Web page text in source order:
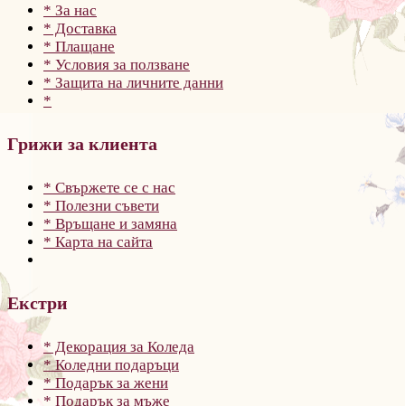
* За нас
* Доставка
* Плащане
* Условия за ползване
* Защита на личните данни
*
Грижи за клиента
* Свържете се с нас
* Полезни съвети
* Връщане и замяна
* Карта на сайта
Екстри
* Декорация за Коледа
* Коледни подаръци
* Подарък за жени
* Подарък за мъже